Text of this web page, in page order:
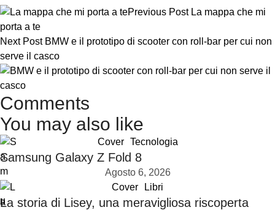
Previous Post La mappa che mi
porta a te
Next Post BMW e il prototipo di scooter con roll-bar per cui non
serve il casco
Comments
You may also like
Cover Tecnologia
Samsung Galaxy Z Fold 8
Agosto 6, 2026
Cover
Libri
La storia di Lisey, una meravigliosa riscoperta